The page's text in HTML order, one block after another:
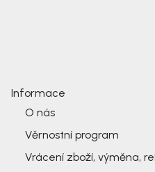
Informace
O nás
Věrnostní program
Vrácení zboží, výměna,